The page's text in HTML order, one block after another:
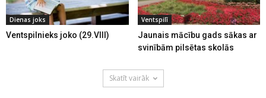
Dienas joks
Ventspilnieks joko (29.VIII)
Ventspilī
Jaunais mācību gads sākas ar
svinībām pilsētas skolās
Skatīt vairāk